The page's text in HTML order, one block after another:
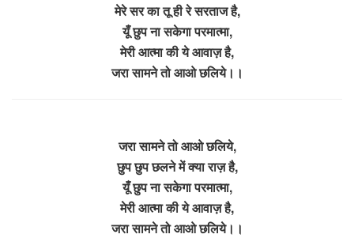
मेरे सर का तू ही रे सरताज है,
यूँ छुप ना सकेगा परमात्मा,
मेरी आत्मा की ये आवाज़ है,
जरा सामने तो आओ छलिये।।
जरा सामने तो आओ छलिये,
छुप छुप छलने में क्या राज़ है,
यूँ छुप ना सकेगा परमात्मा,
मेरी आत्मा की ये आवाज़ है,
जरा सामने तो आओ छलिये।।